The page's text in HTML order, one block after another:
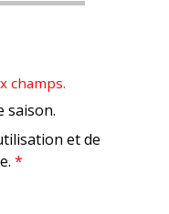
champs.
saison.
et de
*